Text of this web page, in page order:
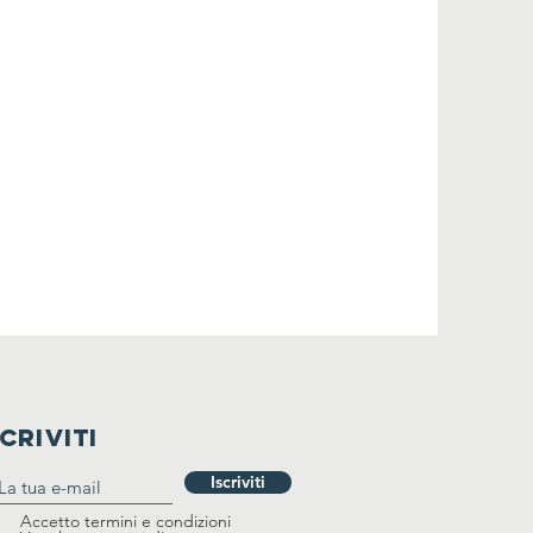
Iscriviti
Accetto termini e condizioni